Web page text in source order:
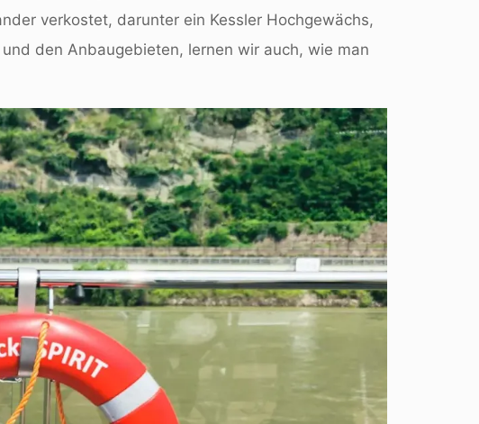
verkostet, darunter ein Kessler Hochgewächs,
den Anbaugebieten, lernen wir auch, wie man